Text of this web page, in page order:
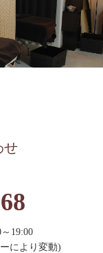
せ
19:00
により変動)